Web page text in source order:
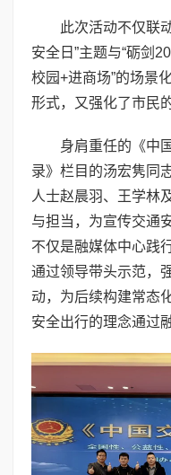
此次活动不仅联
安全日”主题与“砺剑
校园+进商场”的场景
形式，又强化了市民
身肩重任的《中
录》栏目的汤宏隽同
人士赵晨羽、王学林
与担当，为宣传交通
不仅是融媒体中心践
通过领导带头示范，
动，为后续构建常态
安全出行的理念通过